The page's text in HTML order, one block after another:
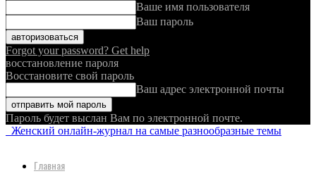
Ваше имя пользователя
Ваш пароль
Forgot your password? Get help
восстановление пароля
Восстановите свой пароль
Ваш адрес электронной почты
Пароль будет выслан Вам по электронной почте.
Женский онлайн-журнал на самые разнообразные темы
Главная